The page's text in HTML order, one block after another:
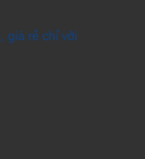
giá rẻ chỉ với